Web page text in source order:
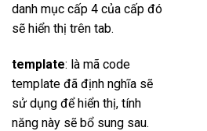
danh mục cấp 4 của cấp đó
sẽ hiển thị trên tab.
template: là mã code
template đã định nghĩa sẽ
sử dụng để hiển thị, tính
năng này sẽ bổ sung sau.